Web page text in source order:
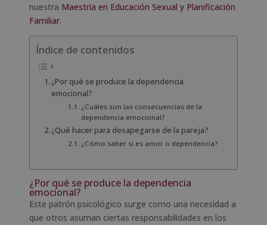
nuestra Maestría en Educación Sexual y Planificación
Familiar.
Índice de contenidos
¿Por qué se produce la dependencia
emocional?
¿Cuáles son las consecuencias de la
dependencia emocional?
¿Qué hacer para desapegarse de la pareja?
¿Cómo saber si es amor o dependencia?
¿Por qué se produce la dependencia
emocional?
Este patrón psicológico surge como una necesidad a
que otros asuman ciertas responsabilidades en los